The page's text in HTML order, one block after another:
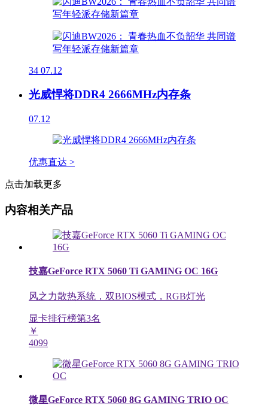
34 07.12
光威悍将DDR4 2666MHz内存条
07.12
优惠直达 >
点击加载更多
内容相关产品
技嘉GeForce RTX 5060 Ti GAMING OC 16G
风之力散热系统，双BIOS模式，RGB灯光
显卡排行榜第3名
￥
4099
微星GeForce RTX 5060 8G GAMING TRIO OC